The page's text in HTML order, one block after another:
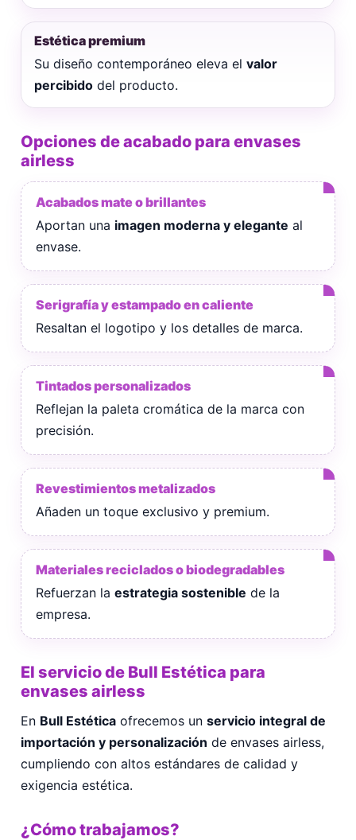
Estética premium
Su diseño contemporáneo eleva el valor
percibido del producto.
Opciones de acabado para envases
airless
Acabados mate o brillantes
Aportan una imagen moderna y elegante al
envase.
Serigrafía y estampado en caliente
Resaltan el logotipo y los detalles de marca.
Tintados personalizados
Reflejan la paleta cromática de la marca con
precisión.
Revestimientos metalizados
Añaden un toque exclusivo y premium.
Materiales reciclados o biodegradables
Refuerzan la estrategia sostenible de la
empresa.
El servicio de Bull Estética para
envases airless
En Bull Estética ofrecemos un servicio integral de
importación y personalización de envases airless,
cumpliendo con altos estándares de calidad y
exigencia estética.
¿Cómo trabajamos?